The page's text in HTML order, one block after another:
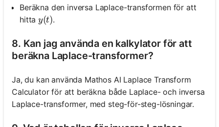
Beräkna den inversa Laplace-transformen för att
hittay(t)
y(t).
8. Kan jag använda en kalkylator för att
beräkna Laplace-transformer?
Ja, du kan använda Mathos AI Laplace Transform
Calculator för att beräkna både Laplace- och inversa
Laplace-transformer, med steg-för-steg-lösningar.